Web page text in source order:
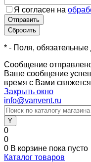
Я согласен на
* - Поля, обязательные
Сообщение
Ваше сообщение
время с Вами
Закрыть окно
info@vanvent.ru
0
0
0 В корзине пока пусто
Каталог товаров